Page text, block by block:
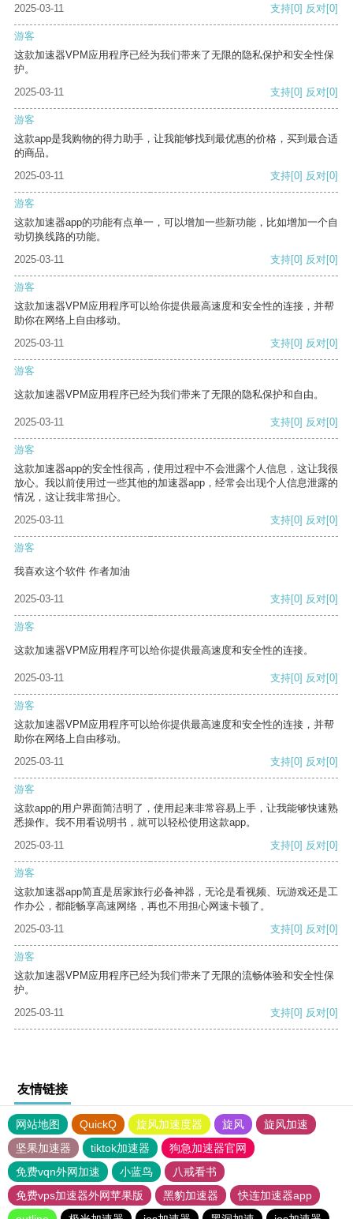
2025-03-11
支持[0] 反对[0]
游客
这款加速器VPM应用程序已经为我们带来了无限的隐私保护和安全性保
护。
2025-03-11
支持[0] 反对[0]
游客
这款app是我购物的得力助手，让我能够找到最优惠的价格，买到最合适
的商品。
2025-03-11
支持[0] 反对[0]
游客
这款加速器app的功能有点单一，可以增加一些新功能，比如增加一个自
动切换线路的功能。
2025-03-11
支持[0] 反对[0]
游客
这款加速器VPM应用程序可以给你提供最高速度和安全性的连接，并帮
助你在网络上自由移动。
2025-03-11
支持[0] 反对[0]
游客
这款加速器VPM应用程序已经为我们带来了无限的隐私保护和自由。
2025-03-11 支持[0] 反对[0]
游客
这款加速器app的安全性很高，使用过程中不会泄露个人信息，这让我很
放心。我以前使用过一些其他的加速器app，经常会出现个人信息泄露的
情况，这让我非常担心。
2025-03-11
支持[0] 反对[0]
游客
我喜欢这个软件 作者加油
2025-03-11 支持[0] 反对[0]
游客
这款加速器VPM应用程序可以给你提供最高速度和安全性的连接。
2025-03-11 支持[0] 反对[0]
游客
这款加速器VPM应用程序可以给你提供最高速度和安全性的连接，并帮
助你在网络上自由移动。
2025-03-11
支持[0] 反对[0]
游客
这款app的用户界面简洁明了，使用起来非常容易上手，让我能够快速熟
悉操作。我不用看说明书，就可以轻松使用这款app。
2025-03-11
支持[0] 反对[0]
游客
这款加速器app简直是居家旅行必备神器，无论是看视频、玩游戏还是工
作办公，都能畅享高速网络，再也不用担心网速卡顿了。
2025-03-11
支持[0] 反对[0]
游客
这款加速器VPM应用程序已经为我们带来了无限的流畅体验和安全性保
护。
2025-03-11
支持[0] 反对[0]
友情链接
网站地图 QuickQ 旋风加速度器 旋风
旋风加速
坚果加速器
tiktok加速器
狗急加速器官网
免费vqn外网加速
小蓝鸟
八戒看书
免费vps加速器外网苹果版
黑豹加速器
快连加速器app